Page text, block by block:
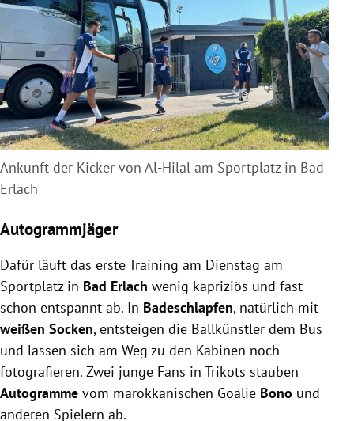
Ankunft der Kicker von Al-Hilal am Sportplatz in Bad
Erlach
Autogrammjäger
Dafür läuft das erste Training am Dienstag am
Sportplatz in Bad Erlach wenig kapriziös und fast
schon entspannt ab. In Badeschlapfen, natürlich mit
weißen Socken, entsteigen die Ballkünstler dem Bus
und lassen sich am Weg zu den Kabinen noch
fotografieren. Zwei junge Fans in Trikots stauben
Autogramme vom marokkanischen Goalie Bono und
anderen Spielern ab.